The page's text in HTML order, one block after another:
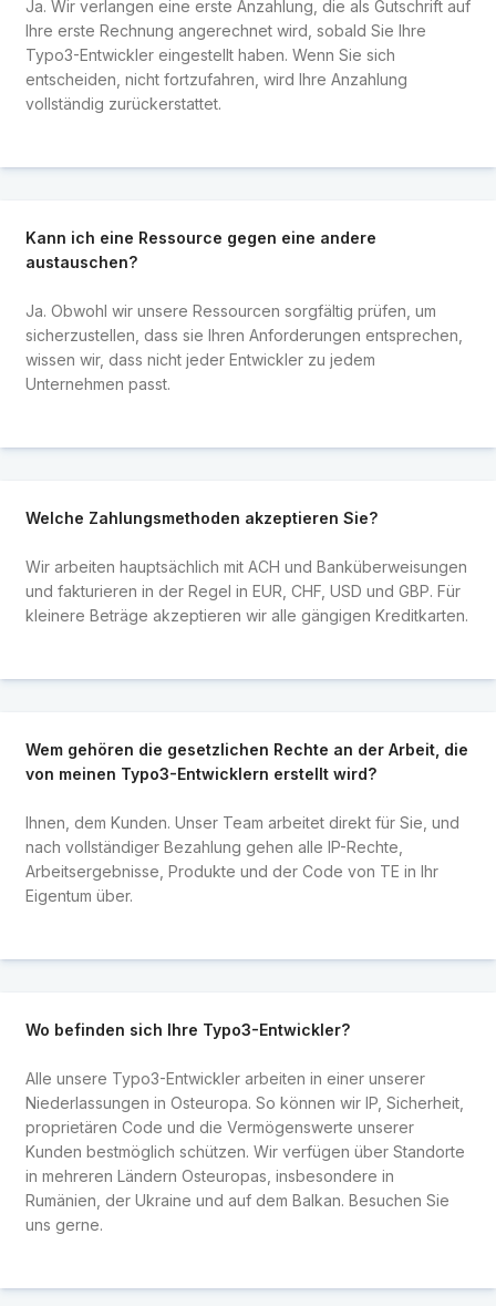
Ja. Wir verlangen eine erste Anzahlung, die als Gutschrift auf
Ihre erste Rechnung angerechnet wird, sobald Sie Ihre
Typo3-Entwickler eingestellt haben. Wenn Sie sich
entscheiden, nicht fortzufahren, wird Ihre Anzahlung
vollständig zurückerstattet.
Kann ich eine Ressource gegen eine andere
austauschen?
Ja. Obwohl wir unsere Ressourcen sorgfältig prüfen, um
sicherzustellen, dass sie Ihren Anforderungen entsprechen,
wissen wir, dass nicht jeder Entwickler zu jedem
Unternehmen passt.
Welche Zahlungsmethoden akzeptieren Sie?
Wir arbeiten hauptsächlich mit ACH und Banküberweisungen
und fakturieren in der Regel in EUR, CHF, USD und GBP. Für
kleinere Beträge akzeptieren wir alle gängigen Kreditkarten.
Wem gehören die gesetzlichen Rechte an der Arbeit, die
von meinen Typo3-Entwicklern erstellt wird?
Ihnen, dem Kunden. Unser Team arbeitet direkt für Sie, und
nach vollständiger Bezahlung gehen alle IP-Rechte,
Arbeitsergebnisse, Produkte und der Code von TE in Ihr
Eigentum über.
Wo befinden sich Ihre Typo3-Entwickler?
Alle unsere Typo3-Entwickler arbeiten in einer unserer
Niederlassungen in Osteuropa. So können wir IP, Sicherheit,
proprietären Code und die Vermögenswerte unserer
Kunden bestmöglich schützen. Wir verfügen über Standorte
in mehreren Ländern Osteuropas, insbesondere in
Rumänien, der Ukraine und auf dem Balkan. Besuchen Sie
uns gerne.